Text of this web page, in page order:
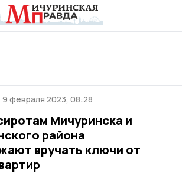
9 февраля 2023, 08:28
Мичуринска и
района
вручать ключи от